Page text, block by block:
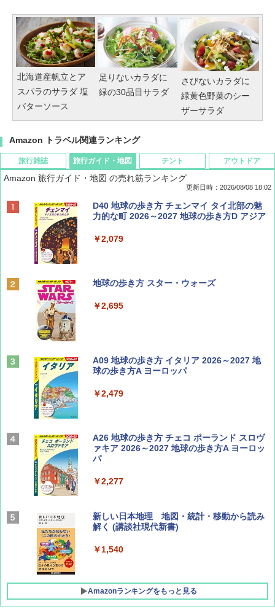
北海道産帆立とア
スパラのサラダ 塩
バターソース
足りないカラダに
緑の30品目サラダ
さびないカラダに
緑黄色野菜のシー
ザーサラダ
Amazon トラベル関連ランキング
旅行雑誌
BE-PAL(ビ-パル) 2026年 9 月号【特別付録:
SOTO ミニマル"旅"財布 ランダム2種】
￥1,500
ディズニーファン ２０２６年 ９月号 [雑
山と溪谷 2026年8月号「南アルプス大全」
Coyote No.89 特集 星野道夫 夢見る旅
￥1,540
AIRLINE（エアライン）2026年9月号【特
集】ボーイング110周年を祝して！
￥1,760
旅行ガイド・地図
Amazon 旅行ガイド・地図 の売れ筋ランキング
更新日時：2026/08/08 18:02
D40 地球の歩き方 チェンマイ タイ北部の魅
力的な町 2026～2027 地球の歩き方D アジア
￥2,079
地球の歩き方 スター・ウォーズ
￥2,695
A09 地球の歩き方 イタリア 2026～2027 地
球の歩き方A ヨーロッパ
￥2,479
A26 地球の歩き方 チェコ ポーランド スロヴ
ァキア 2026～2027 地球の歩き方A ヨーロッ
パ
￥2,277
新しい日本地理 地図・統計・移動から読み
解く (講談社現代新書)
￥1,540
Amazonランキングをもっと見る
テント アウトドア